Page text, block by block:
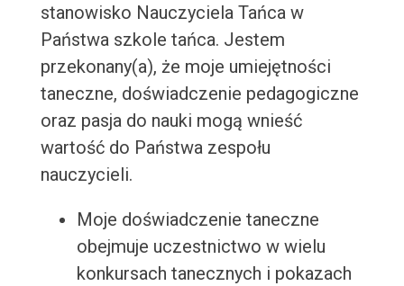
stanowisko Nauczyciela Tańca w
Państwa szkole tańca. Jestem
przekonany(a), że moje umiejętności
taneczne, doświadczenie pedagogiczne
oraz pasja do nauki mogą wnieść
wartość do Państwa zespołu
nauczycieli.
Moje doświadczenie taneczne
obejmuje uczestnictwo w wielu
konkursach tanecznych i pokazach